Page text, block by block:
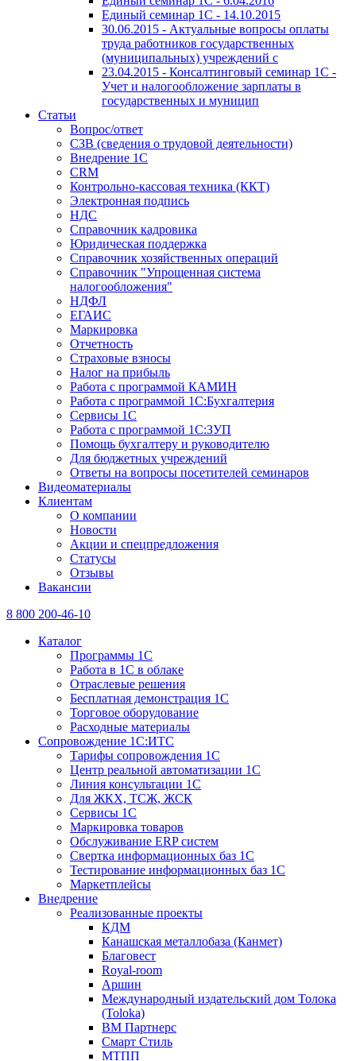
Единый семинар 1С - 14.10.2015
30.06.2015 - Актуальные вопросы оплаты
труда работников государственных
(муниципальных) учреждений с
23.04.2015 - Консалтинговый семинар 1С -
Учет и налогообложение зарплаты в
государственных и муницип
Статьи
Вопрос/ответ
СЗВ (сведения о трудовой деятельности)
Внедрение 1С
CRM
Контрольно-кассовая техника (ККТ)
Электронная подпись
НДС
Справочник кадровика
Юридическая поддержка
Справочник хозяйственных операций
Справочник "Упрощенная система
налогообложения"
НДФЛ
ЕГАИС
Маркировка
Отчетность
Страховые взносы
Налог на прибыль
Работа с программой КАМИН
Работа с программой 1С:Бухгалтерия
Сервисы 1С
Работа с программой 1С:ЗУП
Помощь бухгалтеру и руководителю
Для бюджетных учреждений
Ответы на вопросы посетителей семинаров
Видеоматериалы
Клиентам
О компании
Новости
Акции и спецпредложения
Статусы
Отзывы
Вакансии
8 800 200-46-10
Каталог
Программы 1С
Работа в 1С в облаке
Отраслевые решения
Бесплатная демонстрация 1С
Торговое оборудование
Расходные материалы
Сопровождение 1С:ИТС
Тарифы сопровождения 1С
Центр реальной автоматизации 1С
Линия консультации 1С
Для ЖКХ, ТСЖ, ЖСК
Сервисы 1С
Маркировка товаров
Обслуживание ERP систем
Свертка информационных баз 1С
Тестирование информационных баз 1С
Маркетплейсы
Внедрение
Реализованные проекты
КДМ
Канашская металлобаза (Канмет)
Благовест
Royal-room
Аршин
Международный издательский дом Толока
(Toloka)
ВМ Партнерс
Смарт Стиль
МТПП